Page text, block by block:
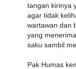
tangan kirinya
agar tidak
wartawan dan
yang
saku sambil
Pak Humas